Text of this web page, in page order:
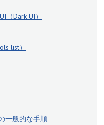
（Dark UI）
list）
一般的な手順